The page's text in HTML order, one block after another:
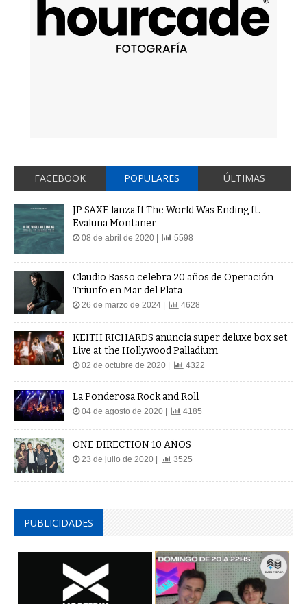
FACEBOOK POPULARES ÚLTIMAS
JP SAXE lanza If The World Was Ending ft.
Evaluna Montaner
08 de abril de 2020 | 5598
Claudio Basso celebra 20 años de Operación
Triunfo en Mar del Plata
26 de marzo de 2024 | 4628
KEITH RICHARDS anuncia super deluxe box set
Live at the Hollywood Palladium
02 de octubre de 2020 | 4322
La Ponderosa Rock and Roll
04 de agosto de 2020 | 4185
ONE DIRECTION 10 AÑOS
23 de julio de 2020 | 3525
PUBLICIDADES